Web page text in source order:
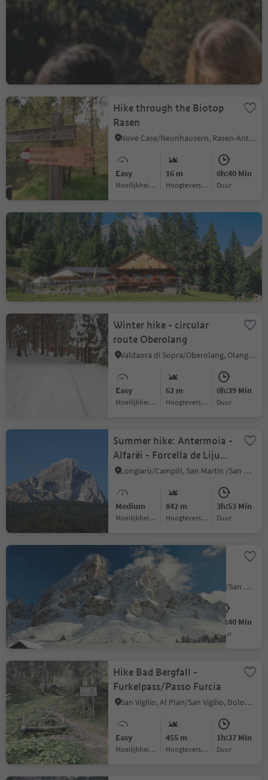
Lake Antholz to the
Staller Saddle
Medium
Moeilijkheidsgraad
Hike through the Biotop
Rasen
Nove Case/Neunhäusern, Rasen-Antholz/Rasun Anterselva, Dolomites Region Kronplatz/Plan de Corones
Easy
Moeilijkheidsgraad
16 m
Hoogteverschil
0h:40 Min
Duur
Hike to Bergeralm
Nove Case/Neunhäusern, Rasen-Antholz/Rasun Anterselva, Dolomites Region Kronplatz/Plan de Corones
Easy
Moeilijkheidsgraad
368 m
Hoogteverschil
1h:15 Min
Duur
Winter hike - circular
route Oberolang
Valdaora di Sopra/Oberolang, Olang/Valdaora, Dolomites Region Kronplatz/Plan de Corones
Easy
Moeilijkheidsgraad
62 m
Hoogteverschil
0h:39 Min
Duur
Summer hike: Antermoia -
Alfarëi - Forcella de Lijun -
Monte Muro - Antermoia
Longiarù/Campill, San Martin /San Martino, Dolomites Region Kronplatz/Plan de Corones
Medium
Moeilijkheidsgraad
842 m
Hoogteverschil
3h:53 Min
Duur
Passo delle Erbe: circular
trail
Longiarù/Campill, San Martin /San Martino, Dolomites Region Kronplatz/Plan de Corones
Medium
Moeilijkheidsgraad
1h:40 Min
Duur
Hike Bad Bergfall -
Furkelpass/Passo Furcia
San Vigilio, Al Plan/San Vigilio, Dolomites Region Kronplatz/Plan de Corones
Easy
Moeilijkheidsgraad
455 m
Hoogteverschil
1h:37 Min
Duur